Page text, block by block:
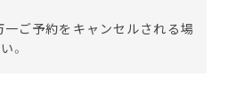
ご予約をキャンセルされる場
。